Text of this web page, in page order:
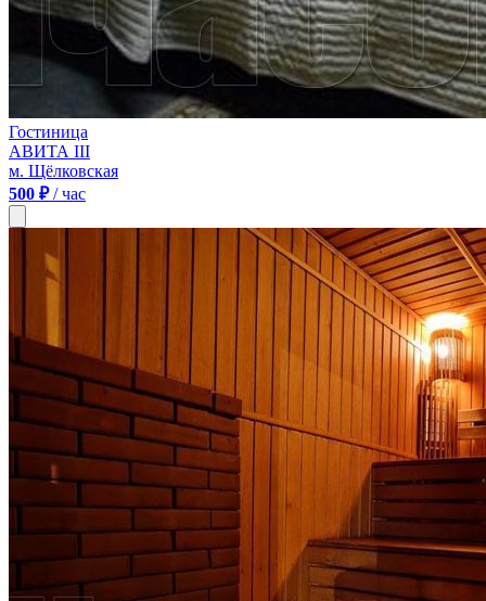
Гостиница
АВИТА III
м. Щёлковская
500 ₽/ час